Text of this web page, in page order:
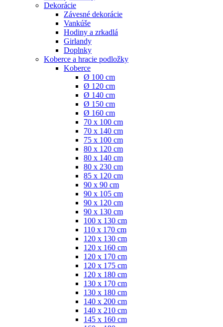
Dekorácie
Závesné dekorácie
Vankúše
Hodiny a zrkadlá
Girlandy
Doplnky
Koberce a hracie podložky
Koberce
Ø 100 cm
Ø 120 cm
Ø 140 cm
Ø 150 cm
Ø 160 cm
70 x 100 cm
70 x 140 cm
75 x 100 cm
80 x 120 cm
80 x 140 cm
80 x 230 cm
85 x 120 cm
90 x 90 cm
90 x 105 cm
90 x 120 cm
90 x 130 cm
100 x 130 cm
110 x 170 cm
120 x 130 cm
120 x 160 cm
120 x 170 cm
120 x 175 cm
120 x 180 cm
130 x 170 cm
130 x 180 cm
140 x 200 cm
140 x 210 cm
145 x 160 cm